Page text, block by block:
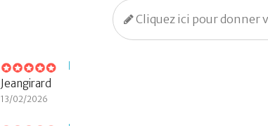
Cliquez ici pour donner
Jeangirard
13/02/2026